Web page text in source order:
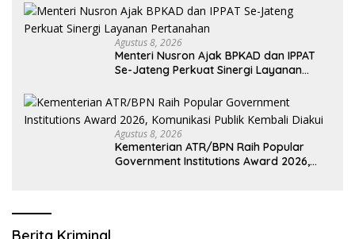
Agustus 8, 2026
Menteri Nusron Ajak BPKAD dan IPPAT
Se-Jateng Perkuat Sinergi Layanan
Agustus 8, 2026
Kementerian ATR/BPN Raih Popular
Government Institutions Award 2026,